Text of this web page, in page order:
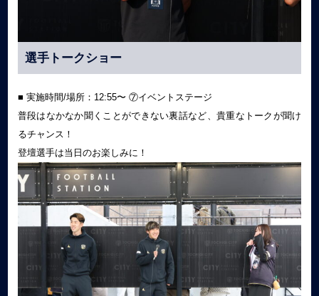
選手トークショー
■ 実施時間/場所：12:55〜 ⑦イベントステージ
普段はなかなか聞くことができない裏話など、貴重なトークが聞け
るチャンス！
登壇選手は当日のお楽しみに！